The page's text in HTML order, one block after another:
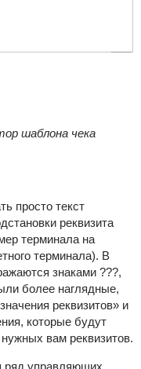
шаблона чека
просто текст
реквизита
терминала на
терминала). В
знаками ???,
более наглядные,
реквизитов» и
которые будут
вам реквизитов.
ряд управляющих